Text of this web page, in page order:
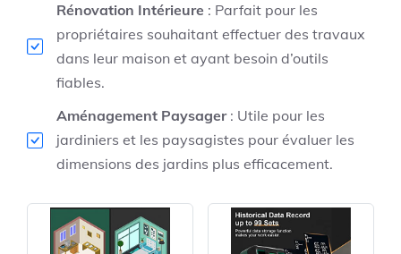
Rénovation Intérieure : Parfait pour les
propriétaires souhaitant effectuer des travaux
dans leur maison et ayant besoin d’outils
fiables.
Aménagement Paysager: Utile pour les
jardiniers et les paysagistes pour évaluer les
dimensions des jardins plus efficacement.